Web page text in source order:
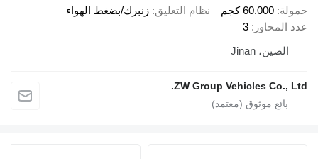
60.000 كجم نظام التعليق زنبرك/بضغط الهواء
3
الصين، Jinan
ZW Group Vehicles